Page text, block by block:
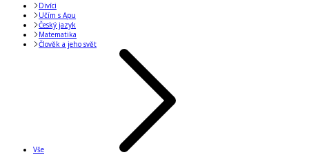
Divíci
Učím s Apu
Český jazyk
Matematika
Člověk a jeho svět
Vše